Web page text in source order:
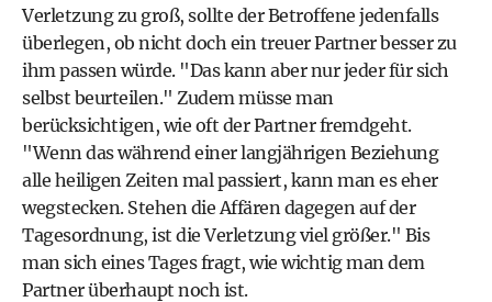
Verletzung zu groß, sollte der Betroffene jedenfalls
überlegen, ob nicht doch ein treuer Partner besser zu
ihm passen würde. "Das kann aber nur jeder für sich
selbst beurteilen." Zudem müsse man
berücksichtigen, wie oft der Partner fremdgeht.
"Wenn das während einer langjährigen Beziehung
alle heiligen Zeiten mal passiert, kann man es eher
wegstecken. Stehen die Affären dagegen auf der
Tagesordnung, ist die Verletzung viel größer." Bis
man sich eines Tages fragt, wie wichtig man dem
Partner überhaupt noch ist.